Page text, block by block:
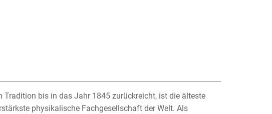
Tradition bis in das Jahr 1845 zurückreicht, ist die älteste
physikalische Fachgesellschaft der Welt. Als